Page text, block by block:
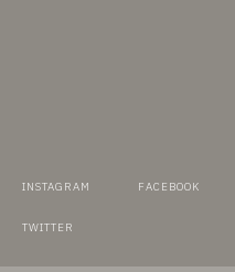
INSTAGRAM FACEBOOK
TWITTER